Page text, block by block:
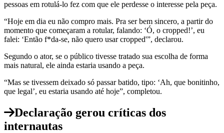
pessoas em rotulá-lo fez com que ele perdesse o interesse pela peça.
“Hoje em dia eu não compro mais. Pra ser bem sincero, a partir do
momento que começaram a rotular, falando: ‘Ó, o cropped!’, eu
falei: ‘Então f*da-se, não quero usar cropped'”, declarou.
Segundo o ator, se o público tivesse tratado sua escolha de forma
mais natural, ele ainda estaria usando a peça.
“Mas se tivessem deixado só passar batido, tipo: ‘Ah, que bonitinho,
que legal’, eu estaria usando até hoje”, completou.
Declaração gerou críticas dos
internautas